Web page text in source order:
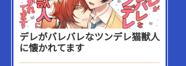
デレがバレバレなツンデレ猫獣人
に懐かれてます